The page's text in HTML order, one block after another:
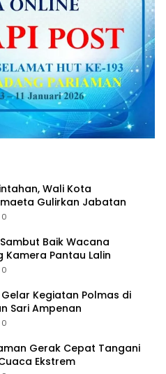
Wali Kota
Gulirkan Jabatan
0
Baik Wacana
Kamera Pantau Lalin
0
Kegiatan Polmas di
Sari Ampenan
0
Gerak Cepat Tangani
Ekstrem